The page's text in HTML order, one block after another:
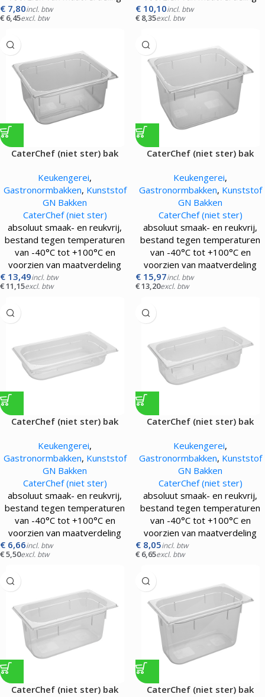
€ 7,80incl. btw
€ 6,45excl. btw
€ 10,10incl. btw
€ 8,35excl. btw
CaterChef (niet ster) bak
transparant
Keukengerei,
Gastronormbakken, Kunststof
GN Bakken
CaterChef (niet ster)
absoluut smaak- en reukvrij,
bestand tegen temperaturen
van -40°C tot +100°C en
voorzien van maatverdeling
€ 13,49incl. btw
€11,15excl. btw
CaterChef (niet ster) bak
transparant
Keukengerei,
Gastronormbakken, Kunststof
GN Bakken
CaterChef (niet ster)
absoluut smaak- en reukvrij,
bestand tegen temperaturen
van -40°C tot +100°C en
voorzien van maatverdeling
€ 15,97incl. btw
€13,20excl. btw
CaterChef (niet ster) bak
transparant
Keukengerei,
Gastronormbakken, Kunststof
GN Bakken
CaterChef (niet ster)
absoluut smaak- en reukvrij,
bestand tegen temperaturen
van -40°C tot +100°C en
voorzien van maatverdeling
€ 6,66incl. btw
€5,50excl. btw
CaterChef (niet ster) bak
transparant
Keukengerei,
Gastronormbakken, Kunststof
GN Bakken
CaterChef (niet ster)
absoluut smaak- en reukvrij,
bestand tegen temperaturen
van -40°C tot +100°C en
voorzien van maatverdeling
€ 8,05incl. btw
€ 6,65excl. btw
CaterChef (niet ster) bak
CaterChef (niet ster) bak